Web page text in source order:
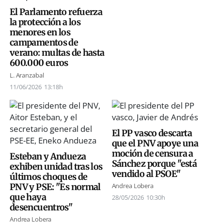
El Parlamento refuerza
la protección a los
menores en los
campamentos de
verano: multas de hasta
600.000 euros
L. Aranzabal
11/06/2026 13:18h
Esteban y Andueza
exhiben unidad tras los
últimos choques de
PNV y PSE: "Es normal
que haya
desencuentros"
Andrea Lobera
El PP vasco descarta
que el PNV apoye una
moción de censura a
Sánchez porque "está
vendido al PSOE"
Andrea Lobera
28/05/2026 10:30h